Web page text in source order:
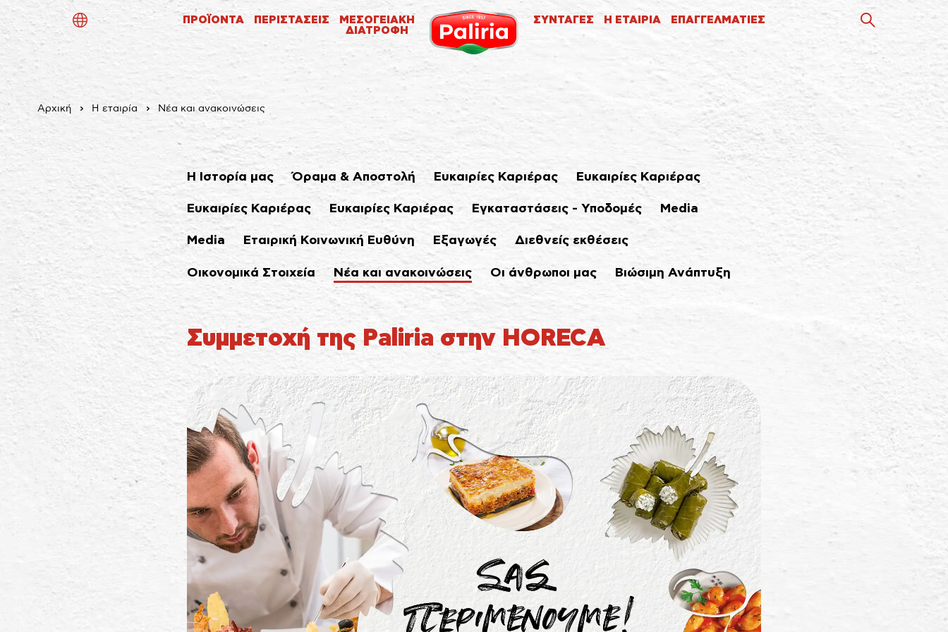
ΠΡΟΪΟΝΤΑ ΠΕΡΙΣΤΑΣΕΙΣ
ΜΕΣΟΓΕΙΑΚΗ
ΔΙΑΤΡΟΦΗ
ΣΥΝΤΑΓΕΣ Η ΕΤΑΙΡΙΑ ΕΠΑΓΓΕΛΜΑΤΙΕΣ
Αρχική Η εταιρία Νέα και ανακοινώσεις
Η Ιστορία μας Όραμα & Αποστολή Ευκαιρίες Καριέρας Ευκαιρίες Καριέρας
Ευκαιρίες Καριέρας Ευκαιρίες Καριέρας Εγκαταστάσεις - Υποδομές Media
Media Εταιρική Κοινωνική Ευθύνη Εξαγωγές Διεθνείς εκθέσεις
Οικονομικά Στοιχεία Νέα και ανακοινώσεις Οι άνθρωποι μας Βιώσιμη Ανάπτυξη
Συμμετοχή της Paliria στην HORECA
Αναγκαία
Στατιστικά3
Αταξινόμητα1
Σχετικά
Ο νόμος αναφέρει ότι μπορούμε να αποθηκεύσουμε τα cookies στη συσκευή σας,
εφόσον είναι απολύτως αναγκαία για τη λειτουργία αυτής της ιστοσελίδας. Για όλους
τους άλλους τύπους cookies χρειαζόμαστε την άδειά σας.
Μπορείτε να αλλάξετε ή να καταργήσετε τη συναίνεσή σας ανά πάσα στιγμή μέσω της
Μάθετε περισσότερα σχετικά με το ποιοι είμαστε, με το πως μπορείτε να
επικοινωνήσετε μαζί μας και με το πως επεξεργαζόμαστε τα προσωπικά δεδομένα στην
Πολιτική Προστασίας Προσωπικών Δεδομένων μας. Παρακαλούμε αναφέρετε το
αναγνωριστικό και την ημερομηνία της συναίνεσής σας όταν επικοινωνείτε μαζί μας
σχετικά με τη συναίνεσή σας.
Η δήλωση Cookie ενημερώθηκε τελευταία φορά στις 19/61/2026 από το Cookiebot
ΝΑ ΕΠΙΤΡΈΠΟΝΤΑΙ ΌΛΑ ΕΠΙΤΡΈΠΕΤΑΙ Η ΕΠΙΛΟΓΉ